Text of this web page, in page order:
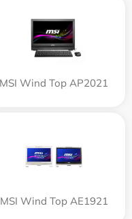
MSI Wind Top AP2021
MSI Wind Top AE1921